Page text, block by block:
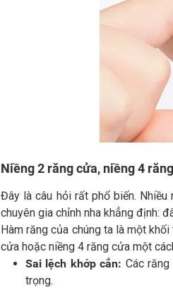
Niềng 2 răng cửa, niềng 4
Đây là câu hỏi rất phổ biến.
chuyên gia chỉnh nha khẳng định:
Hàm răng của chúng ta là một
cửa hoặc niềng 4 răng cửa một
Sai lệch khớp cắn: Các
trọng.